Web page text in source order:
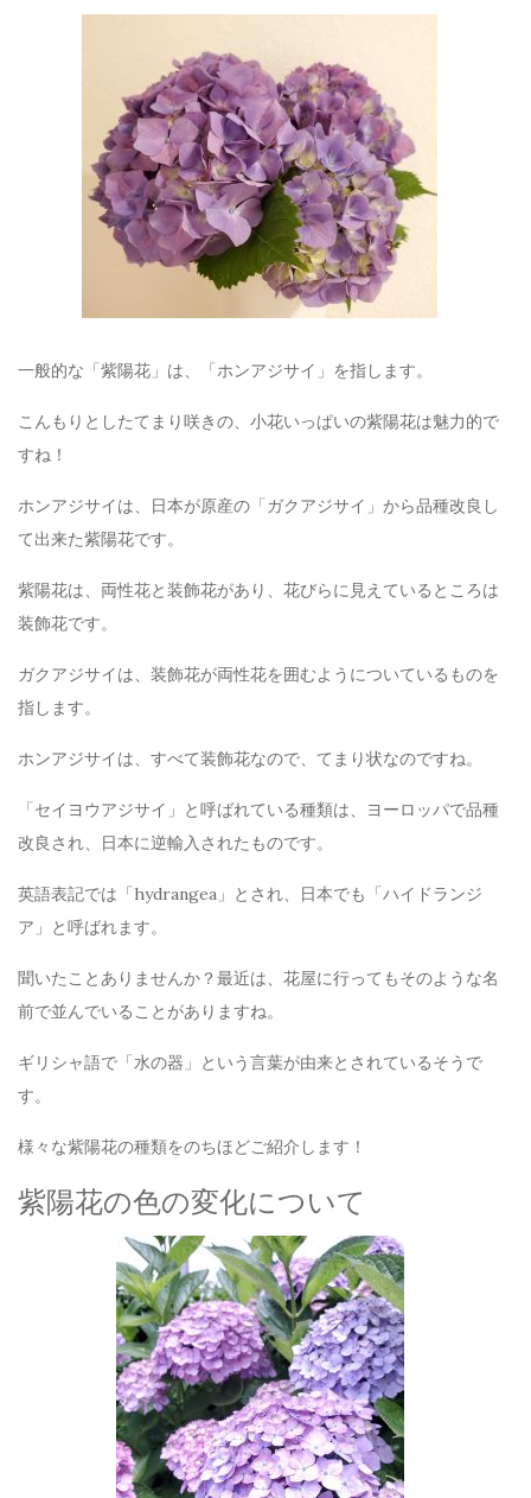
一般的な「紫陽花」は、「ホンアジサイ」を指します。
こんもりとしたてまり咲きの、小花いっぱいの紫陽花は魅力的で
すね！
ホンアジサイは、日本が原産の「ガクアジサイ」から品種改良し
て出来た紫陽花です。
紫陽花は、両性花と装飾花があり、花びらに見えているところは
装飾花です。
ガクアジサイは、装飾花が両性花を囲むようについているものを
指します。
ホンアジサイは、すべて装飾花なので、てまり状なのですね。
「セイヨウアジサイ」と呼ばれている種類は、ヨーロッパで品種
改良され、日本に逆輸入されたものです。
英語表記では「hydrangea」とされ、日本でも「ハイドランジ
ア」と呼ばれます。
聞いたことありませんか？最近は、花屋に行ってもそのような名
前で並んでいることがありますね。
ギリシャ語で「水の器」という言葉が由来とされているそうで
す。
様々な紫陽花の種類をのちほどご紹介します！
紫陽花の色の変化について